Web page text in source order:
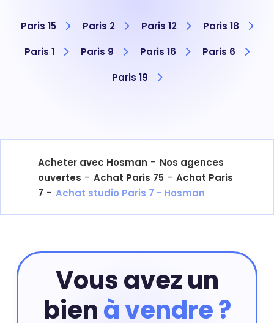
Paris 15 Paris 2 Paris 12
Paris 18
Paris 1
Paris 9 Paris 16
Paris 6
Paris 19
Acheter avec Hosman - Nos agences
ouvertes - Achat Paris 75 - Achat Paris
7 - Achat studio Paris 7 - Hosman
Vous avez un
bienà vendre ?